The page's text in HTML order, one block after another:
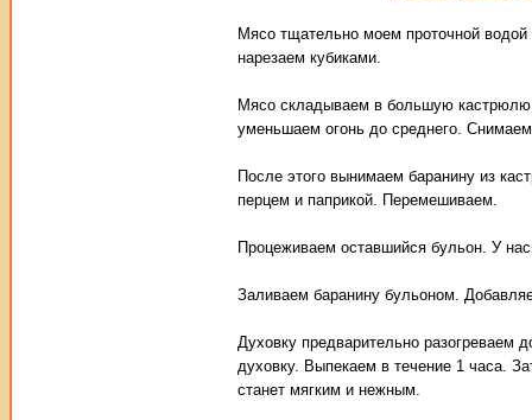
Мясо тщательно моем проточной
нарезаем кубиками.
Мясо складываем в большую
уменьшаем огонь до среднего.
После этого вынимаем баранину из
перцем и паприкой. Перемешиваем.
Процеживаем оставшийся бульон. У
Заливаем баранину бульоном.
Духовку предварительно разогреваем
духовку. Выпекаем в течение 1 часа.
станет мягким и нежным.